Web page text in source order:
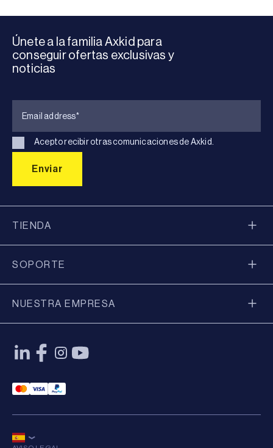
Únete a la familia Axkid para
conseguir ofertas exclusivas y
noticias
Acepto recibir otras comunicaciones de Axkid.
TIENDA
SOPORTE
NUESTRA EMPRESA
Mastercard Payment
Visa Payment
Paypal Payment